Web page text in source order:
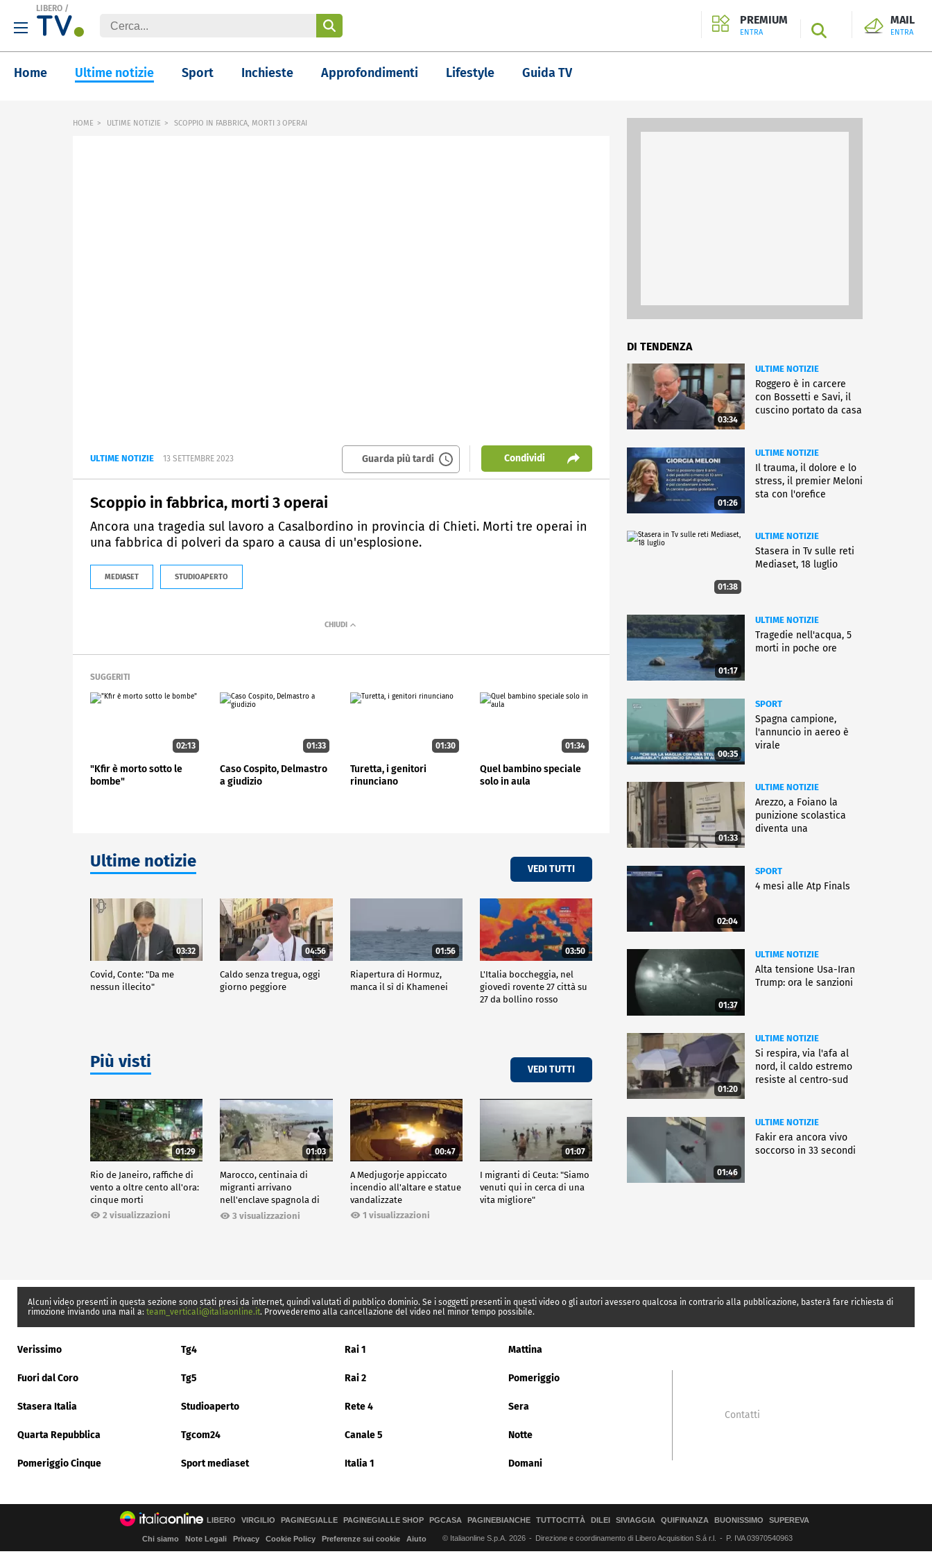
LIBERO /
PREMIUM
ENTRA SEARCH
MAIL
ENTRA
Home Ultime notizie Sport Inchieste Approfondimenti Lifestyle Guida TV
HOME ULTIME NOTIZIE SCOPPIO IN FABBRICA, MORTI 3 OPERAI
ULTIME NOTIZIE 13 SETTEMBRE 2023 Guarda più tardi Condividi
Scoppio in fabbrica, morti 3 operai
Ancora una tragedia sul lavoro a Casalbordino in provincia di Chieti. Morti tre operai in
una fabbrica di polveri da sparo a causa di un'esplosione.
MEDIASET STUDIOAPERTO
SUGGERITI
02:13
"Kfir è morto sotto le
bombe"
01:33
Caso Cospito, Delmastro
a giudizio
01:30
Turetta, i genitori
rinunciano
01:34
Quel bambino speciale
solo in aula
Ultime notizie VEDI TUTTI
03:32
Covid, Conte: "Da me
nessun illecito"
04:56
Caldo senza tregua, oggi
giorno peggiore
01:56
Riapertura di Hormuz,
manca il sì di Khamenei
03:50
L'Italia boccheggia, nel
giovedì rovente 27 città su
27 da bollino rosso
Più visti VEDI TUTTI
01:29
Rio de Janeiro, raffiche di
vento a oltre cento all'ora:
cinque morti
2 visualizzazioni
01:03
Marocco, centinaia di
migranti arrivano
nell'enclave spagnola di
Ceuta3 visualizzazioni
00:47
A Medjugorje appiccato
incendio all'altare e statue
vandalizzate
1 visualizzazioni
01:07
I migranti di Ceuta: "Siamo
venuti qui in cerca di una
vita migliore"
DI TENDENZA
03:34
ULTIME NOTIZIE
Roggero è in carcere
con Bossetti e Savi, il
cuscino portato da casa
01:26
ULTIME NOTIZIE
Il trauma, il dolore e lo
stress, il premier Meloni
sta con l'orefice
01:38
ULTIME NOTIZIE
Stasera in Tv sulle reti
Mediaset, 18 luglio
01:17
ULTIME NOTIZIE
Tragedie nell'acqua, 5
morti in poche ore
00:35
SPORT
Spagna campione,
l'annuncio in aereo è
virale
01:33
ULTIME NOTIZIE
Arezzo, a Foiano la
punizione scolastica
diventa una
02:04
SPORT
4 mesi alle Atp Finals
01:37
ULTIME NOTIZIE
Alta tensione Usa-Iran
Trump: ora le sanzioni
01:20
ULTIME NOTIZIE
Si respira, via l'afa al
nord, il caldo estremo
resiste al centro-sud
01:46
ULTIME NOTIZIE
Fakir era ancora vivo
soccorso in 33 secondi
Alcuni video presenti in questa sezione sono stati presi da internet, quindi valutati di pubblico dominio. Se i soggetti presenti in questi video o gli autori avessero qualcosa in contrario alla pubblicazione, basterà fare richiesta di
rimozione inviando una mail a: team_verticali@italiaonline.it. Provvederemo alla cancellazione del video nel minor tempo possibile.
Verissimo Tg4 Rai 1 Mattina
Fuori dal Coro Tg5 Rai 2 Pomeriggio
Stasera Italia Studioaperto Rete 4 Sera
Quarta Repubblica Tgcom24 Canale 5 Notte
Pomeriggio Cinque Sport mediaset Italia 1 Domani
Contatti
LIBERO VIRGILIO PAGINEGIALLE PAGINEGIALLE SHOP PGCASA PAGINEBIANCHE TUTTOCITTÀ DILEI SIVIAGGIA QUIFINANZA BUONISSIMO SUPEREVA
Chi siamo Note Legali Privacy Cookie Policy Preferenze sui cookie Aiuto © Italiaonline S.p.A. 2026 Direzione e coordinamento di Libero Acquisition S.á r.l. P. IVA 03970540963